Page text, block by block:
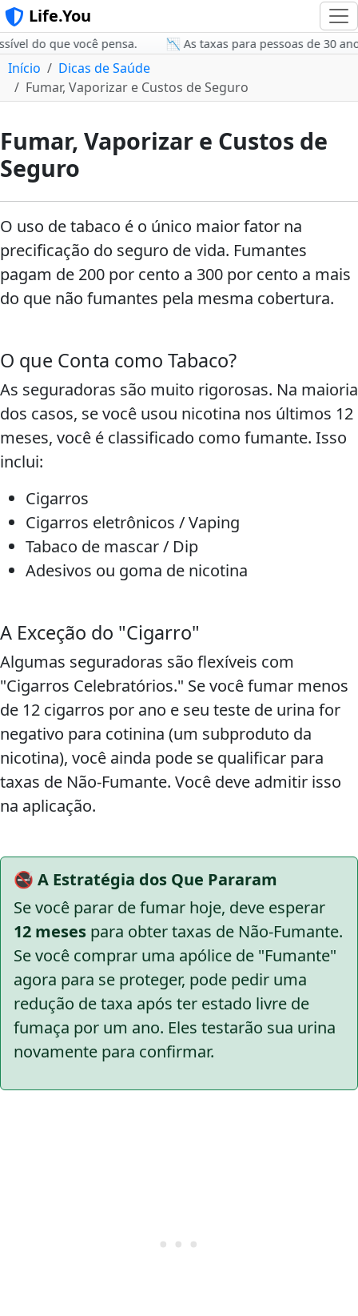
Life.You
do que você pensa. 📉 As taxas para pessoas de 30
Início
Dicas de Saúde
Fumar, Vaporizar e Custos de Seguro
Fumar, Vaporizar e Custos de
Seguro
O uso de tabaco é o único maior fator na
precificação do seguro de vida. Fumantes
pagam de 200 por cento a 300 por cento a mais
do que não fumantes pela mesma cobertura.
O que Conta como Tabaco?
As seguradoras são muito rigorosas. Na maioria
dos casos, se você usou nicotina nos últimos 12
meses, você é classificado como fumante. Isso
inclui:
Cigarros
Cigarros eletrônicos / Vaping
Tabaco de mascar / Dip
Adesivos ou goma de nicotina
A Exceção do "Cigarro"
Algumas seguradoras são flexíveis com
"Cigarros Celebratórios." Se você fumar menos
de 12 cigarros por ano e seu teste de urina for
negativo para cotinina (um subproduto da
nicotina), você ainda pode se qualificar para
taxas de Não-Fumante. Você deve admitir isso
na aplicação.
🚭 A Estratégia dos Que Pararam
Se você parar de fumar hoje, deve esperar
12 meses para obter taxas de Não-Fumante.
Se você comprar uma apólice de "Fumante"
agora para se proteger, pode pedir uma
redução de taxa após ter estado livre de
fumaça por um ano. Eles testarão sua urina
novamente para confirmar.